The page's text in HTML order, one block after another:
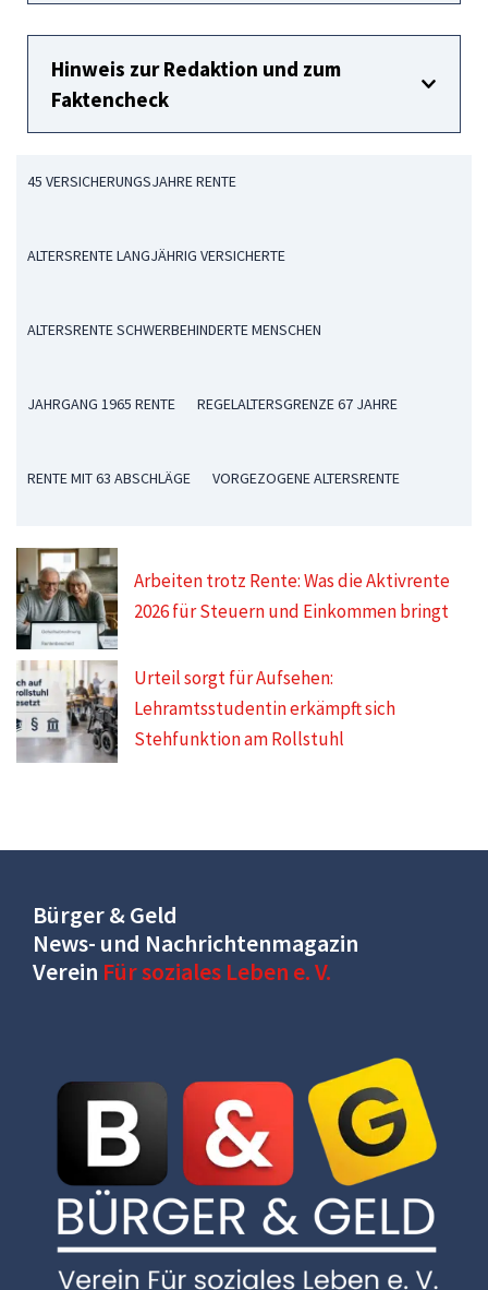
Hinweis zur Redaktion und zum
Faktencheck
45 VERSICHERUNGSJAHRE RENTE
ALTERSRENTE LANGJÄHRIG VERSICHERTE
ALTERSRENTE SCHWERBEHINDERTE MENSCHEN
JAHRGANG 1965 RENTE REGELALTERSGRENZE 67 JAHRE
RENTE MIT 63 ABSCHLÄGE VORGEZOGENE ALTERSRENTE
Arbeiten trotz Rente: Was die Aktivrente
2026 für Steuern und Einkommen bringt
Urteil sorgt für Aufsehen:
Lehramtsstudentin erkämpft sich
Stehfunktion am Rollstuhl
Bürger & Geld
News- und Nachrichtenmagazin
Verein Für soziales Leben e. V.